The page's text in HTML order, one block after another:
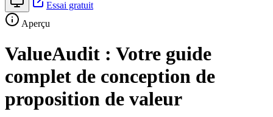
Essai gratuit
Aperçu
ValueAudit : Votre guide
complet de conception de
proposition de valeur